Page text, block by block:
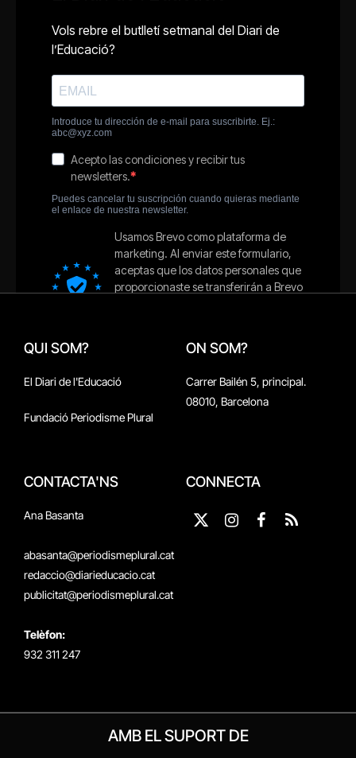
QUI SOM?
El Diari de l'Educació
Fundació Periodisme Plural
ON SOM?
Carrer Bailén 5, principal.
08010, Barcelona
CONTACTA'NS
Ana Basanta
abasanta@periodismeplural.cat
redaccio@diarieducacio.cat
publicitat@periodismeplural.cat
Telèfon:
932 311 247
CONNECTA
X
InstagramFacebook
RSS
AMB EL SUPORT DE